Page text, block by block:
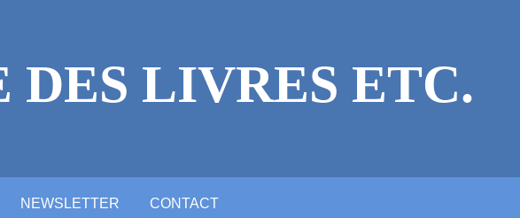
DES LIVRES ETC.
NEWSLETTER CONTACT